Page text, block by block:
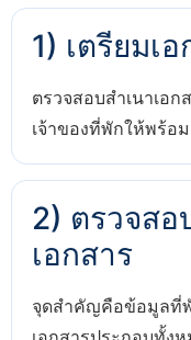
1) เตรียมเ
ตรวจสอบสำเนาเอก
เจ้าของที่พักให้พร้อ
2) ตรวจสอ
เอกสาร
จุดสำคัญคือข้อมูลที่